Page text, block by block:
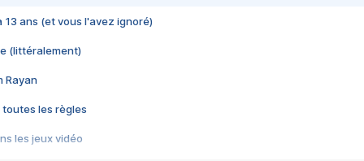
13 ans (et vous l'avez ignoré)
(littéralement)
Rayan
toutes les règles
les jeux vidéo